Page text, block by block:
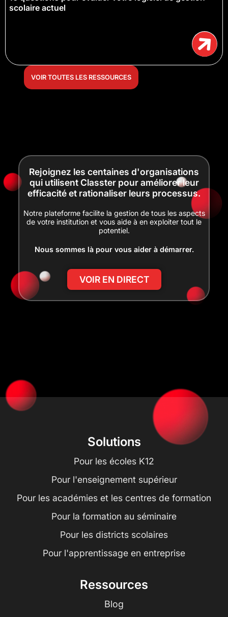
scolaire actuel
VOIR TOUTES LES RESSOURCES
Rejoignez les centaines d'organisations
qui utilisent Classter pour améliorer leur
efficacité et rationaliser leurs processus.
Notre plateforme facilite la gestion de tous les aspects
de votre institution et vous aide à en exploiter tout le
potentiel.
Nous sommes là pour vous aider à démarrer.
VOIR EN DIRECT
Solutions
Pour les écoles K12
Pour l'enseignement supérieur
Pour les académies et les centres de formation
Pour la formation au séminaire
Pour les districts scolaires
Pour l'apprentissage en entreprise
Ressources
Blog